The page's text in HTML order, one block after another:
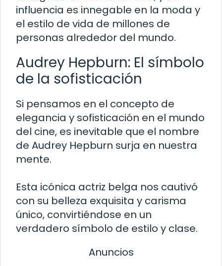
influencia es innegable en la moda y
el estilo de vida de millones de
personas alrededor del mundo.
Audrey Hepburn: El símbolo
de la sofisticación
Si pensamos en el concepto de
elegancia y sofisticación en el mundo
del cine, es inevitable que el nombre
de Audrey Hepburn surja en nuestra
mente.
Esta icónica actriz belga nos cautivó
con su belleza exquisita y carisma
único, convirtiéndose en un
verdadero símbolo de estilo y clase.
Anuncios